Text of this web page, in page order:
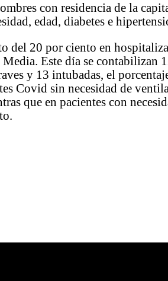
con residencia de la
edad, diabetes e
del 20 por ciento en
Este día se contabilizan
y 13 intubadas, el
Covid sin necesidad de
que en pacientes con